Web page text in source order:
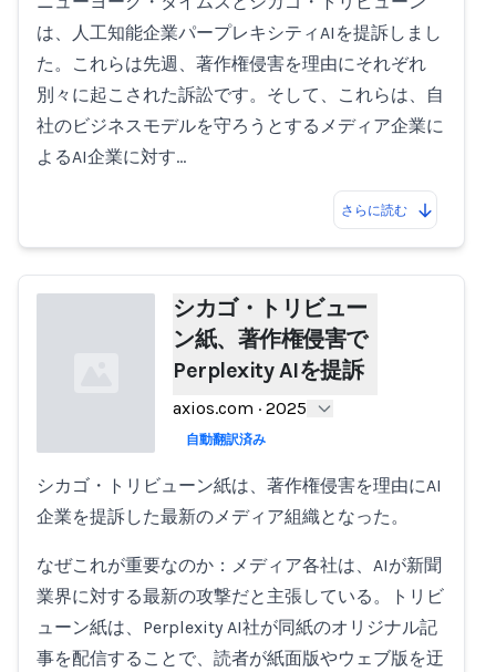
は、人工知能企業パープレキシティAIを提訴しまし
た。これらは先週、著作権侵害を理由にそれぞれ
別々に起こされた訴訟です。そして、これらは、自
社のビジネスモデルを守ろうとするメディア企業に
よるAI企業に対す…
さらに読む
Loading...
シカゴ・トリビュー
ン紙、著作権侵害で
Perplexity AIを提訴
axios.com · 2025
自動翻訳済み
シカゴ・トリビューン紙は、著作権侵害を理由にAI
企業を提訴した最新のメディア組織となった。
なぜこれが重要なのか：メディア各社は、AIが新聞
業界に対する最新の攻撃だと主張している。トリビ
ューン紙は、Perplexity AI社が同紙のオリジナル記
事を配信することで、読者が紙面版やウェブ版を迂